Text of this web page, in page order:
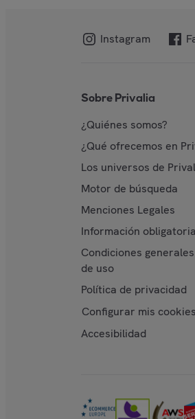
Instagram
Sobre Privalia
¿Quiénes somos?
¿Qué ofrecemos en
Los universos de
Motor de búsqueda
Menciones Legales
Información obligatoria
Condiciones
de uso
Política de privacidad
Configurar mis cookies
Accesibilidad